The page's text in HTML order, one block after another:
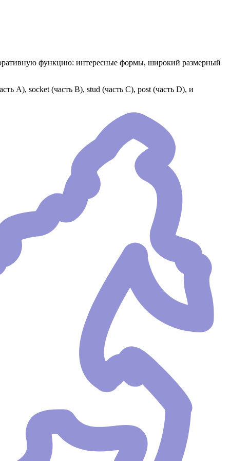
функцию: интересные формы, широкий размерный
А), socket (часть В), stud (часть С), post (часть D), и